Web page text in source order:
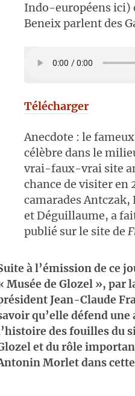
Indo-européens ici)
Beneix parlent des
Télécharger
Anecdote : le
célèbre dans le
vrai-faux-vrai site
chance de visiter en
camarades
et Déguillaume, a
publié sur le site de
à l’émission de ce
Musée de Glozel », par
Jean-Claude
qu’elle défend une
des fouilles du
et du rôle
Morlet dans